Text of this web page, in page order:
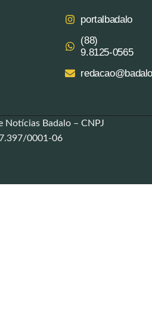
portalbadalo
(88)
9.8125‑0565‬
Notícias Badalo – CNPJ
0001-06